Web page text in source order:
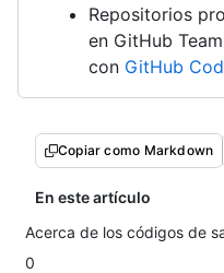
Repositorios
en GitHub
con GitHub
Copiar como Markdown
En este artículo
Acerca de los códigos de
0